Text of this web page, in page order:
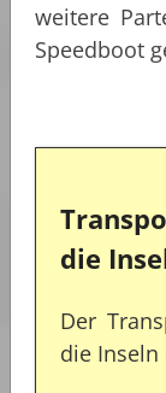
weitere
Speedboot
die
Der
die